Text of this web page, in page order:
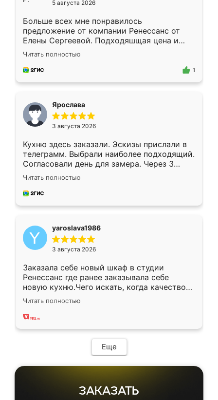
5 августа 2026
Больше всех мне понравилось
предложение от компании Ренессанс от
Елены Сергеевой. Подходяшщая цена и
короткие сроки изготовления. Приехавший
для замера сотрудник Владислав
предложил по моему эскизу самый
Читать полностью
1
Ярослава
3 августа 2026
Кухню здесь заказали. Эскизы прислали в
телеграмм. Выбрали наиболее подходящий.
Согласовали день для замера. Через 3
недели кухня была уже готова. Остались
довольны работой. Спасибо Ренессанс
мебель за качественную работу!
Читать полностью
yaroslava1986
3 августа 2026
Заказала себе новый шкаф в студии
Ренессанс где ранее заказывала себе
новую кухню.Чего искать, когда качеством
вполне довольна. Служит кухня уже почти
два года, нареканий нет.
Читать полностью
Еще
ЗАКАЗАТЬ